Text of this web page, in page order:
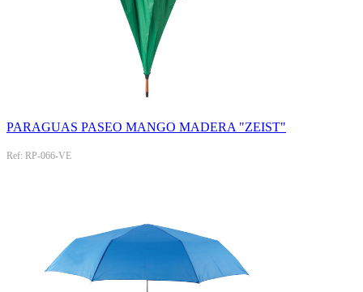
PARAGUAS PASEO MANGO MADERA "ZEIST"
Ref: RP-066-VE